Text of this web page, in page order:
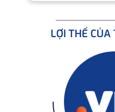
LỢI THẾ